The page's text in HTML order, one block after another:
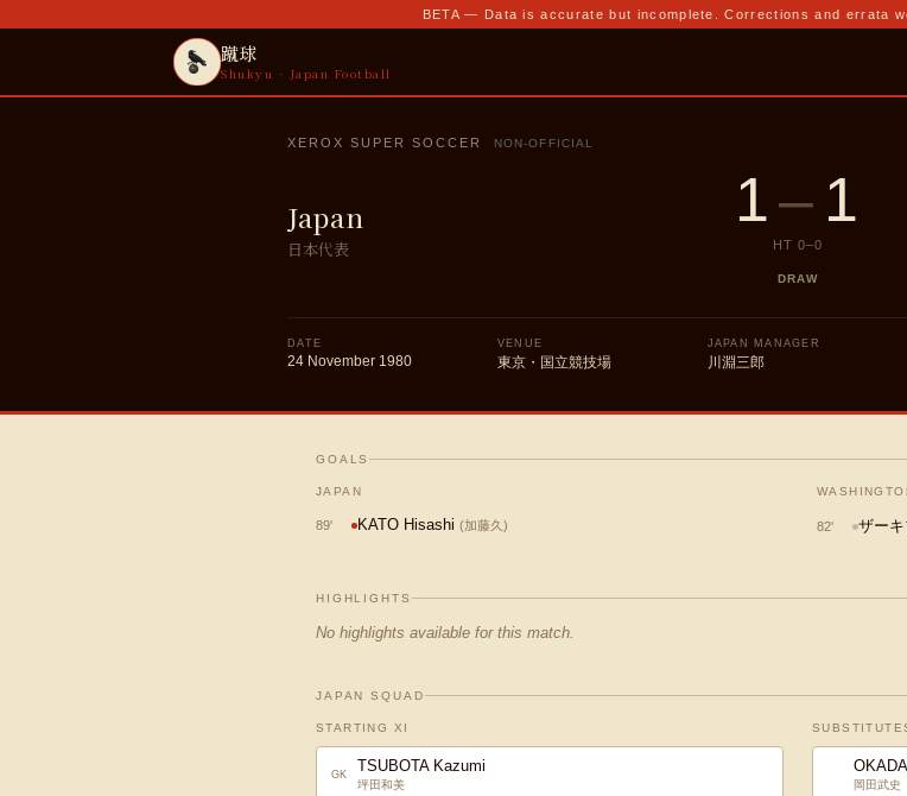
BETA — Data is accurate but incomplete. Corrections and errata
蹴球
Shukyu · Japan Football
XEROX SUPER SOCCER NON-OFFICIAL
Japan
日本代表
1– 1
HT 0–0
DRAW
DATE
24 November 1980
VENUE
東京・国立競技場
JAPAN MANAGER
川淵三郎
GOALS
JAPAN
89' KATO Hisashi (加藤久 ) 82' ザー
HIGHLIGHTS
No highlights available for this match.
JAPAN SQUAD
STARTING XI
GK TSUBOTA Kazumi
坪田和美 岡田武史